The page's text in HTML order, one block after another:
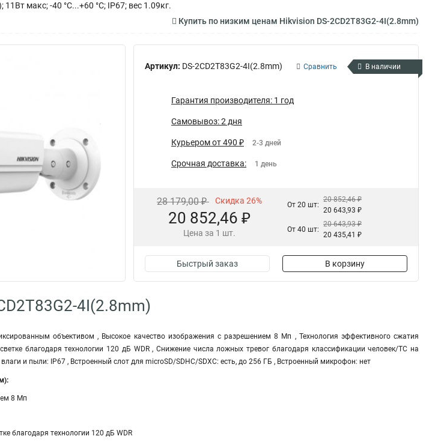
макс; -40 °C...+60 °C; IP67; вес 1.09кг.
Купить по низким ценам Hikvision DS-2CD2T83G2-4I(2.8mm)
Артикул: DS-2CD2T83G2-4I(2.8mm) Сравнить В наличии
Гарантия производителя: 1 год
Самовывоз: 2 дня
Курьером от 490 ₽ 2-3 дней
Срочная доставка: 1 день
28 179,00 ₽ Скидка 26%
20 852,46 ₽
Цена за 1 шт.
От 20 шт:
20 852,46 ₽
20 643,93 ₽
От 40 шт:
20 643,93 ₽
20 435,41 ₽
Быстрый заказ В корзину
4I(2.8mm)
объективом , Высокое качество изображения с разрешением 8 Мп , Технология эффективного сжатия
благодаря технологии 120 дБ WDR , Снижение числа ложных тревог благодаря классификации человек/ТС на
и пыли: IP67 , Встроенный слот для microSD/SDHC/SDXC: есть, до 256 ГБ , Встроенный микрофон: нет
8 Мп
благодаря технологии 120 дБ WDR